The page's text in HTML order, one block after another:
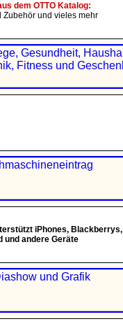
dem OTTO Katalog:
Zubehör und vieles mehr
iPhones, Blackberrys,
und andere Geräte